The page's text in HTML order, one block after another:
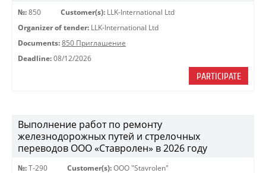
№: 850 Customer(s): LLK-International Ltd
Organizer of tender: LLK-International Ltd
Documents: 850 Приглашение
Deadline: 08/12/2026
PARTICIPATE
Выполнение работ по ремонту
железнодорожных путей и стрелочных
переводов ООО «Ставролен» в 2026 году
№: Т-290 Customer(s): OOO "Stavrolen"